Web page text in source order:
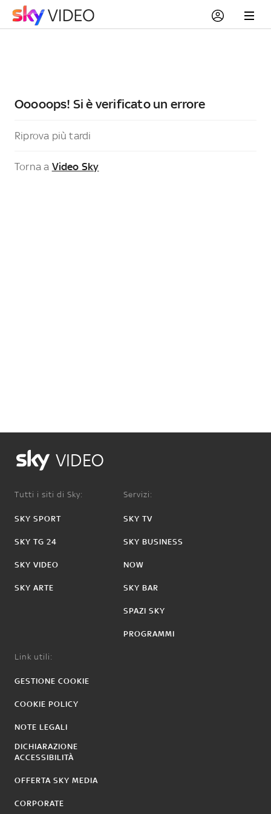
Ooooops! Si è verificato un errore
Riprova più tardi
Torna a Video Sky
VIDEO
Tutti i siti di Sky:
SKY SPORT
SKY TG 24
SKY VIDEO
SKY ARTE
Servizi:
SKY TV
SKY BUSINESS
NOW
SKY BAR
SPAZI SKY
PROGRAMMI
Link utili:
GESTIONE COOKIE
COOKIE POLICY
NOTE LEGALI
DICHIARAZIONE
ACCESSIBILITÀ
OFFERTA SKY MEDIA
CORPORATE